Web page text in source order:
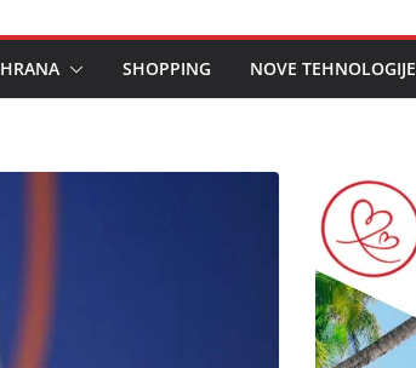
HRANA SHOPPING NOVE TEHNOLOGIJE